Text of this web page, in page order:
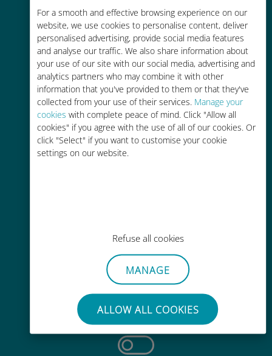
For a smooth and effective browsing experience on our
website, we use cookies to personalise content, deliver
personalised advertising, provide social media features
and analyse our traffic. We also share information about
your use of our site with our social media, advertising and
analytics partners who may combine it with other
information that you've provided to them or that they've
collected from your use of their services. Manage your
cookies with complete peace of mind. Click "Allow all
cookies" if you agree with the use of all of our cookies. Or
click "Select" if you want to customise your cookie
settings on our website.
Refuse all cookies
MANAGE
ALLOW ALL COOKIES
お客様が普段お使いのキャリアでロ
ーミングサービスを使った場合に比
べて最大で90％の節約が可能です。
かんたん追加購入
Wi-Fiやデータ残量がなくても、
手間いらず
使用中のSIMカードを抜き差しする
必要はありません